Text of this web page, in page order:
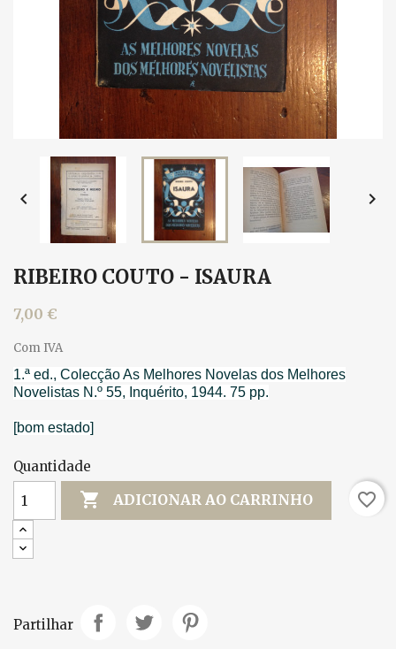
 
RIBEIRO COUTO - ISAURA
7,00 €
Com IVA
1.ª ed., Colecção As Melhores Novelas dos Melhores
Novelistas N.º 55, Inquérito, 1944. 75 pp.
[bom estado]
Quantidade
 ADICIONAR AO CARRINHO favorite_border
Partilhar